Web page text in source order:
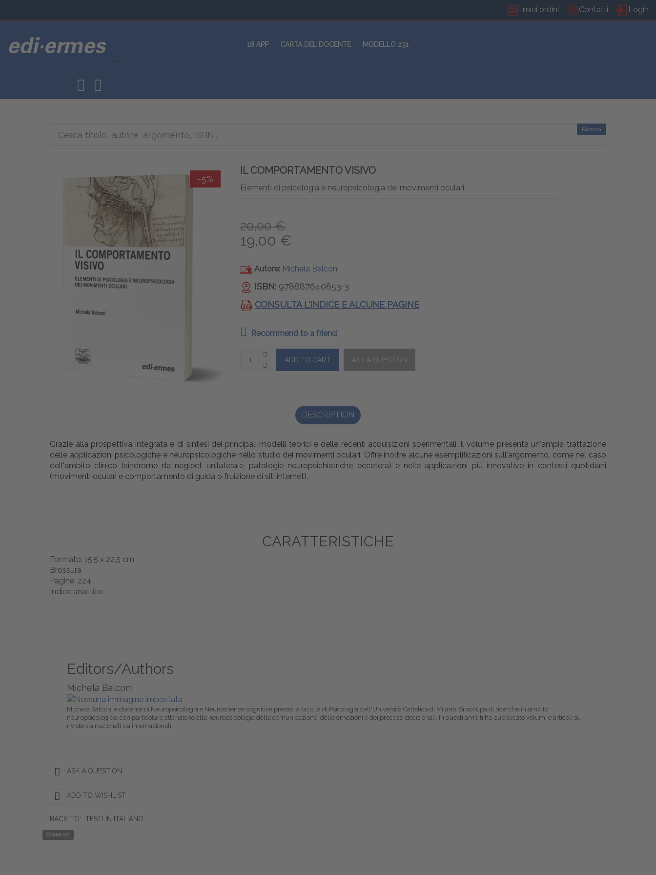
I miei ordini Contatti Login
18 APP CARTA DEL DOCENTE MODELLO 231
Ricerca
-5%
IL COMPORTAMENTO VISIVO
Elementi di psicologia e neuropsicologia dei movimenti oculari
20,00 €
19,00 €
Autore: Michela Balconi
ISBN: 978887640853-3
CONSULTA L'INDICE E ALCUNE PAGINE
Recommend to a friend
DESCRIPTION
Grazie alla prospettiva integrata e di sintesi dei principali modelli teorici e delle recenti acquisizioni sperimentali, il volume presenta un'ampia trattazione
delle applicazioni psicologiche e neuropsicologiche nello studio dei movimenti oculari. Offre inoltre alcune esemplificazioni sull'argomento, come nel caso
dell'ambito clinico (sindrome da neglect unilaterale, patologie neuropsichiatriche eccetera) e nelle applicazioni più innovative in contesti quotidiani
(movimenti oculari e comportamento di guida o fruizione di siti internet).
CARATTERISTICHE
Formato: 15,5 x 22,5 cm
Brossura
Pagine: 224
Indice analitico
Editors/Authors
Michela Balconi
Michela Balconi è docente di Neuropsicologia e Neuroscienze cognitive presso la facoltà di Psicologia dell'Università Cattolica di Milano. Si occupa di ricerche in ambito
neuropsicologico, con particolare attenzione alla neuropsicologia della comunicazione, delle emozioni e dei processi decisionali. In questi ambiti ha pubblicato volumi e articoli su
riviste sia nazionali sia internazionali.
ASK A QUESTION
ADD TO WISHLIST
BACK TO: TESTI IN ITALIANO
Share on: